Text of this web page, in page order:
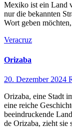
Mexiko ist ein Land
nur die bekannten
Wort geben
Veracruz
Orizaba
20. Dezember 2024
Orizaba, eine Stadt
eine reiche
beeindruckende
de Orizaba, zieht